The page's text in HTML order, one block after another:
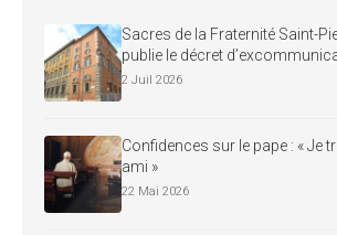
Sacres de la Fraternité Saint-
publie le décret
2 Juil 2026
Confidences sur le pape : « Je
ami »
22 Mai 2026